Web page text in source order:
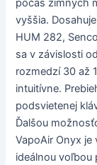
počas zimných
vyššia.
HUM 282,
sa v závislosti
rozmedzí 30 až
intuitívne.
podsvietenej
Ďalšou
VapoAir Onyx
ideálnou voľbou